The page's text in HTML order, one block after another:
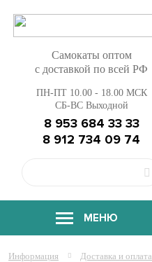
Самокаты оптом
с доставкой по всей РФ
ПН-ПТ 10.00 - 18.00 МСК
СБ-ВС Выходной
8 953 684 33 33
8 912 734 09 74
МЕНЮ
Информация Доставка и оплата